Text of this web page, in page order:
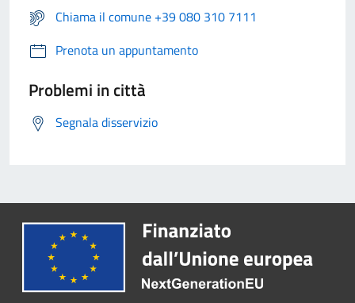
Chiama il comune +39 080 310 7111
Prenota un appuntamento
Problemi in città
Segnala disservizio